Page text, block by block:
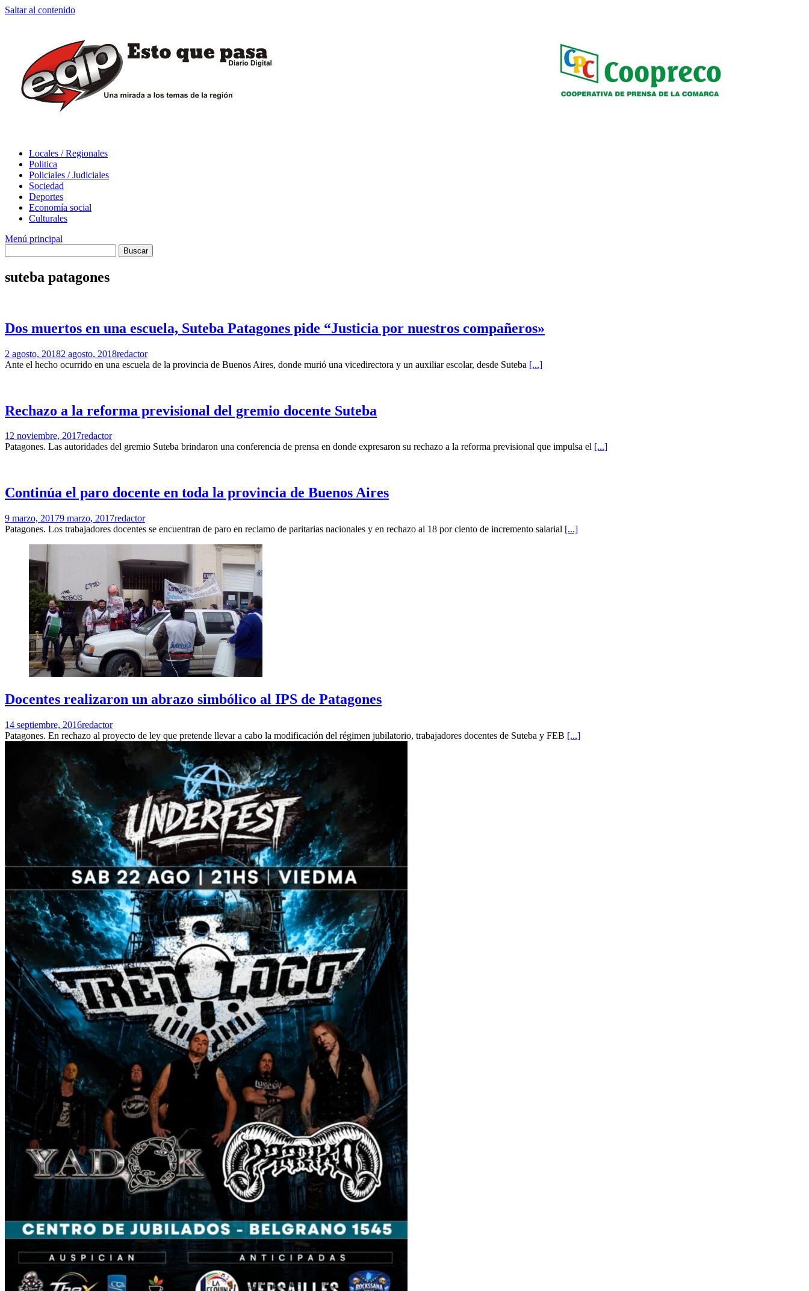
Saltar al contenido
Locales / Regionales
Politica
Policiales / Judiciales
Sociedad
Deportes
Economía social
Culturales
Menú principal
suteba patagones
Dos muertos en una escuela, Suteba Patagones pide “Justicia por nuestros compañeros»
2 agosto, 20182 agosto, 2018redactor
Ante el hecho ocurrido en una escuela de la provincia de Buenos Aires, donde murió una vicedirectora y un auxiliar escolar, desde Suteba [...]
Rechazo a la reforma previsional del gremio docente Suteba
12 noviembre, 2017redactor
Patagones. Las autoridades del gremio Suteba brindaron una conferencia de prensa en donde expresaron su rechazo a la reforma previsional que impulsa el [...]
Continúa el paro docente en toda la provincia de Buenos Aires
9 marzo, 20179 marzo, 2017redactor
Patagones. Los trabajadores docentes se encuentran de paro en reclamo de paritarias nacionales y en rechazo al 18 por ciento de incremento salarial [...]
Docentes realizaron un abrazo simbólico al IPS de Patagones
14 septiembre, 2016redactor
Patagones. En rechazo al proyecto de ley que pretende llevar a cabo la modificación del régimen jubilatorio, trabajadores docentes de Suteba y FEB [...]